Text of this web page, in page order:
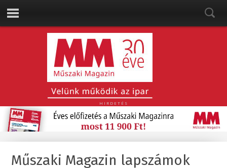
HIRDETÉS
Műszaki Magazin lapszámok